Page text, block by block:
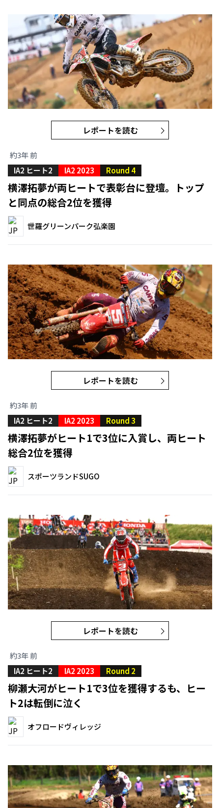
レポートを読む
約3年 前
IA2 ヒート2
IA2 2023 Round 4
横澤拓夢が両ヒートで表彰台に登壇。トップ
と同点の総合2位を獲得
世羅グリーンパーク弘楽園
レポートを読む
約3年 前
IA2 ヒート2
IA2 2023 Round 3
横澤拓夢がヒート1で3位に入賞し、両ヒート
総合2位を獲得
スポーツランドSUGO
レポートを読む
約3年 前
IA2 ヒート2
IA2 2023 Round 2
柳瀬大河がヒート1で3位を獲得するも、ヒー
ト2は転倒に泣く
オフロードヴィレッジ